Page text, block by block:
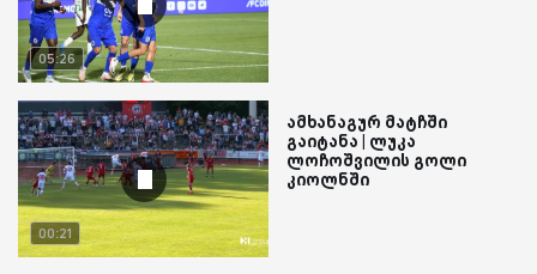
05:26
00:21
ამხანაგურ მატჩში
გაიტანა | ლუკა
ლოჩოშვილის გოლი
კიოლნში